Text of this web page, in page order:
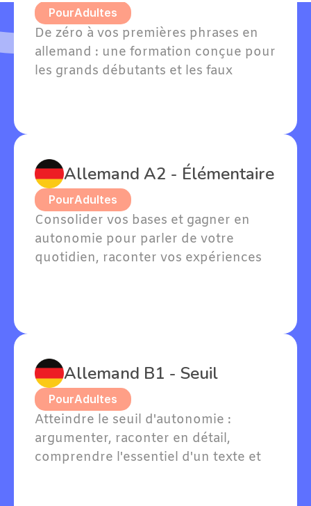
PourAdultes
De zéro à vos premières phrases en
allemand : une formation conçue pour
les grands débutants et les faux
Allemand A2 - Élémentaire
PourAdultes
Consolider vos bases et gagner en
autonomie pour parler de votre
quotidien, raconter vos expériences
Allemand B1 - Seuil
PourAdultes
Atteindre le seuil d'autonomie :
argumenter, raconter en détail,
comprendre l'essentiel d'un texte et